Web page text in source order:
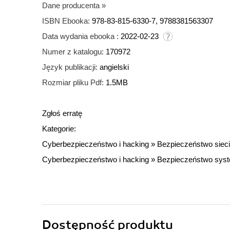
Dane producenta »
ISBN Ebooka: 978-83-815-6330-7, 9788381563307
Data wydania ebooka : 2022-02-23
Numer z katalogu: 170972
Język publikacji: angielski
Rozmiar pliku Pdf: 1.5MB
Zgłoś erratę
Kategorie:
Cyberbezpieczeństwo i hacking » Bezpieczeństwo sieci
Cyberbezpieczeństwo i hacking » Bezpieczeństwo
Dostępność produktu